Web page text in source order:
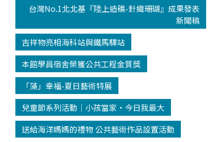
台灣No.1北北基『陸上造礁-針織珊瑚』成果發表
新聞稿
吉祥物亮相海科站與鐵馬驛站
本館學員宿舍榮獲公共工程金質獎
「藻」幸福-夏日藝術特展
兒童節系列活動│小孩當家‧今日我最大
送給海洋媽媽的禮物 公共藝術作品設置活動